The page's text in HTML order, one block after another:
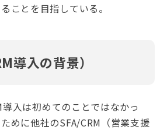
ことを目指している。
導入の背景）
入は初めてのことではなかっ
めに他社のSFA/CRM（営業支援